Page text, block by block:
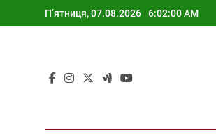
до
П’ятниця, 07.08.2026 6:02:01 AM